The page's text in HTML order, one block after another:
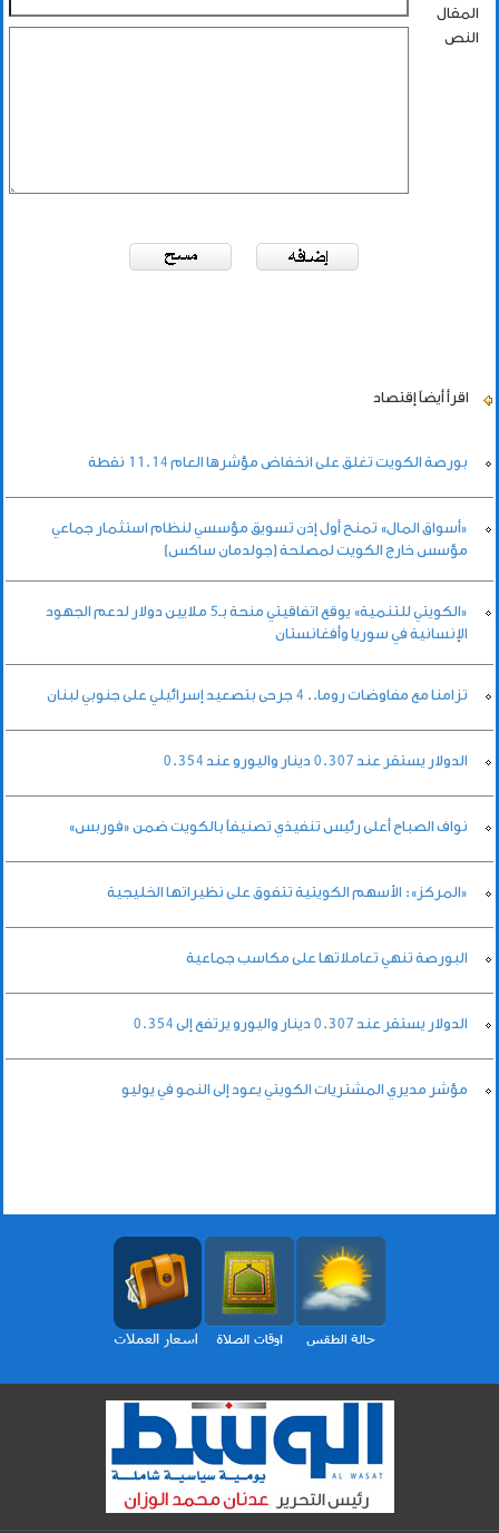
المقال
النص
اقرأ أيضاً إقتصاد
بورصة الكويت تغلق على انخفاض مؤشرها العام 11.14 نقطة
«أسواق المال» تمنح أول إذن تسويق مؤسسي لنظام استثمار جماعي
مؤسس خارج الكويت لمصلحة (جولدمان ساكس)
«الكويتي للتنمية» يوقع اتفاقيتي منحة بـ5 ملايين دولار لدعم الجهود
الإنسانية في سوريا وأفغانستان
تزامنا مع مفاوضات روما.. 4 جرحى بتصعيد إسرائيلي على جنوبي لبنان
الدولار يستقر عند 0.307 دينار واليورو عند 0.354
نواف الصباح أعلى رئيس تنفيذي تصنيفاً بالكويت ضمن «فوربس»
«المركز»: الأسهم الكويتية تتفوق على نظيراتها الخليجية
البورصة تنهي تعاملاتها على مكاسب جماعية
الدولار يستقر عند 0.307 دينار واليورو يرتفع إلى 0.354
مؤشر مديري المشتريات الكويتي يعود إلى النمو في يوليو